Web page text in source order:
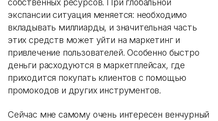
собственных ресурсов. При глобальной
экспансии ситуация меняется: необходимо
вкладывать миллиарды, и значительная часть
этих средств может уйти на маркетинг и
привлечение пользователей. Особенно быстро
деньги расходуются в маркетплейсах, где
приходится покупать клиентов с помощью
промокодов и других инструментов.
Сейчас мне самому очень интересен венчурный